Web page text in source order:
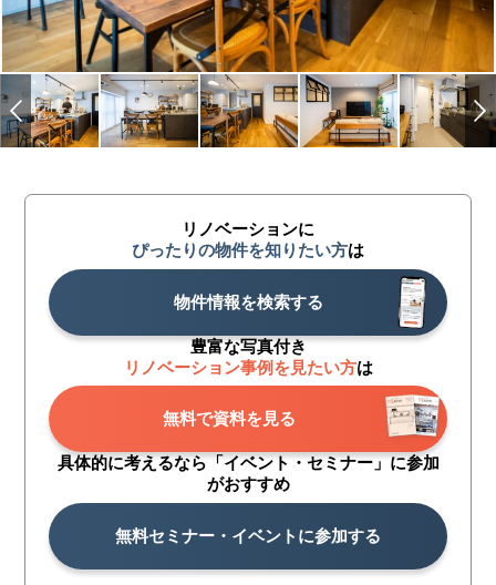
リノベーションに
ぴったりの物件を知りたい方は
物件情報を検索する
豊富な写真付き
リノベーション事例を見たい方は
無料で資料を見る
具体的に考えるなら「イベント・セミナー」に参加
がおすすめ
無料セミナー・イベントに参加する